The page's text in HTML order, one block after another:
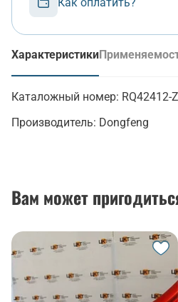
Характеристики
(активная вкладка)
Каталожный номер: RQ42412-
Производитель: Dongfeng
Вам может